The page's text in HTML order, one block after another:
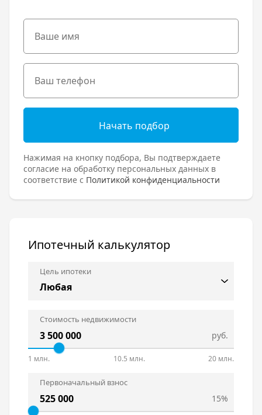
Начать подбор
Нажимая на кнопку подбора, Вы подтверждаете
согласие на обработку персональных данных в
соответствие с Политикой конфиденциальности
Ипотечный калькулятор
Цель ипотеки
Стоимость недвижимости
руб.
1 млн. 10.5 млн. 20 млн.
Первоначальный взнос
15%